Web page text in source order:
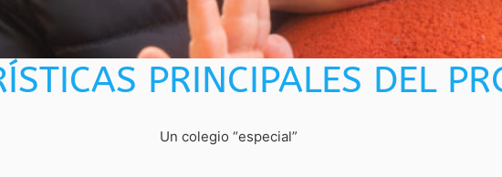
PRINCIPALES DEL
Un colegio “especial”